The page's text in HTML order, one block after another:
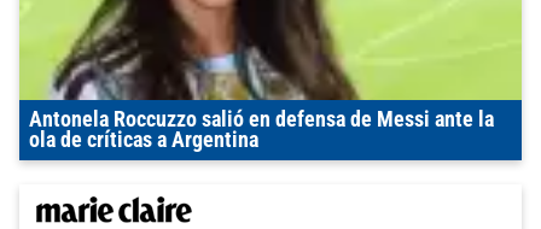
Antonela Roccuzzo salió en defensa de Messi ante la
ola de críticas a Argentina